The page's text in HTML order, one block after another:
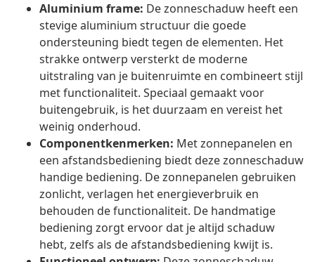
Aluminium frame: De zonneschaduw heeft een
stevige aluminium structuur die goede
ondersteuning biedt tegen de elementen. Het
strakke ontwerp versterkt de moderne
uitstraling van je buitenruimte en combineert stijl
met functionaliteit. Speciaal gemaakt voor
buitengebruik, is het duurzaam en vereist het
weinig onderhoud.
Componentkenmerken: Met zonnepanelen en
een afstandsbediening biedt deze zonneschaduw
handige bediening. De zonnepanelen gebruiken
zonlicht, verlagen het energieverbruik en
behouden de functionaliteit. De handmatige
bediening zorgt ervoor dat je altijd schaduw
hebt, zelfs als de afstandsbediening kwijt is.